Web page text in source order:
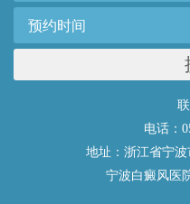
电话：
地址：浙江省宁
宁波白癜风医